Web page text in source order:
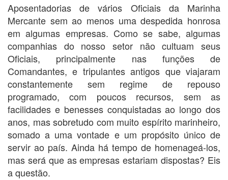
Aposentadorias de vários Oficiais da Marinha
Mercante sem ao menos uma despedida honrosa
em algumas empresas. Como se sabe, algumas
companhias do nosso setor não cultuam seus
Oficiais, principalmente nas funções de
Comandantes, e tripulantes antigos que viajaram
constantemente sem regime de repouso
programado, com poucos recursos, sem as
facilidades e benesses conquistadas ao longo dos
anos, mas sobretudo com muito espírito marinheiro,
somado a uma vontade e um propósito único de
servir ao país. Ainda há tempo de homenageá-los,
mas será que as empresas estariam dispostas? Eis
a questão.